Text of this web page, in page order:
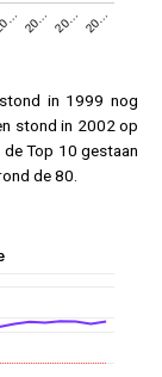
20… 20… 20…
stond in 1999 nog
stond in 2002 op
Top 10 gestaan
de 80.